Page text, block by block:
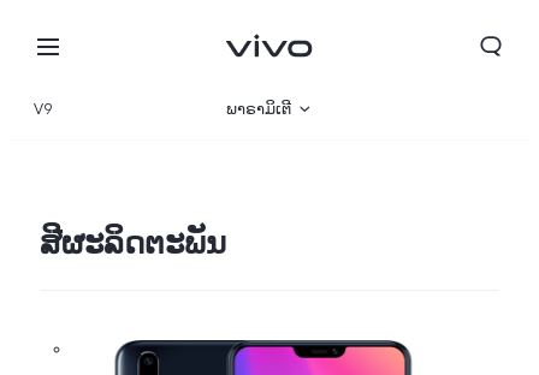
V9 ພາຣາມິເຕີ
ສີຜະລິດຕະພັນ